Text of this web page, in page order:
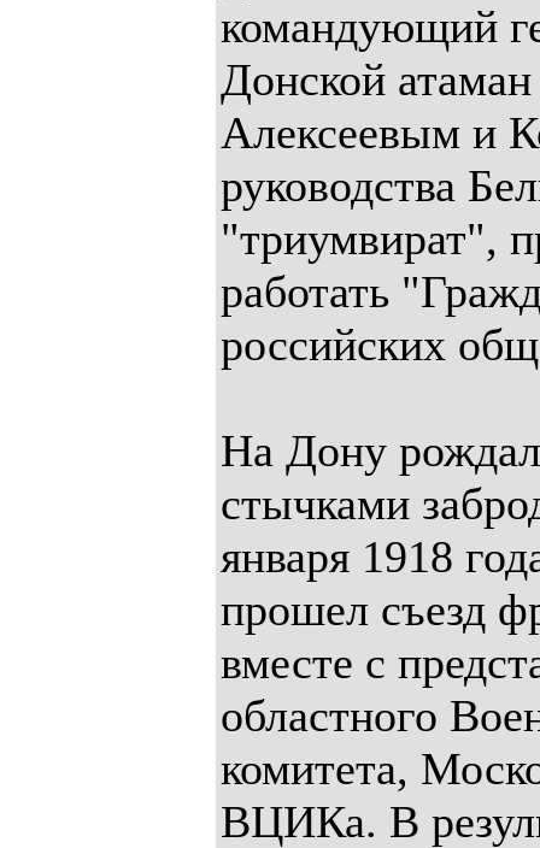
командующий
Донской
Алексеевым и
руководства
"триумвират",
работать
российских
На Дону
стычками
января 1918
прошел съезд
вместе с
областного
комитета,
ВЦИКа. В